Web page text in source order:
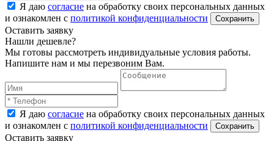
Я даю согласие на обработку своих персональных данных
и ознакомлен с политикой конфиденциальности
Оставить заявку
Нашли дешевле?
Мы готовы рассмотреть индивидуальные условия работы.
Напишите нам и мы перезвоним Вам.
Я даю согласие на обработку своих персональных данных
и ознакомлен с политикой конфиденциальности
Оставить заявку